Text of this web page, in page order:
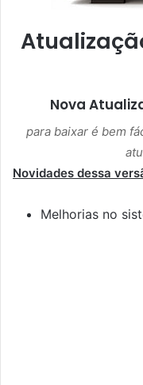
Nova
para baixar é bem
Novidades dessa
Melhorias no